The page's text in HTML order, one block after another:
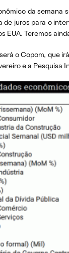
da semana
de juros para o
EUA. Teremos
o Copom, que
e a